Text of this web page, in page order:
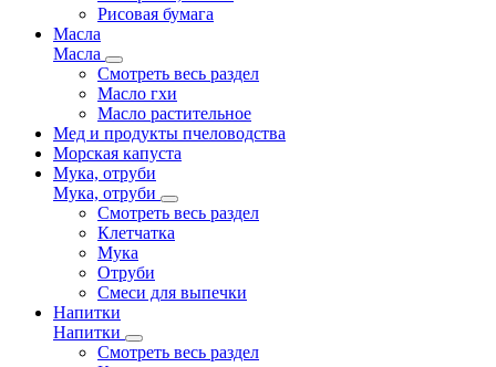
Рисовая бумага
Масла
Масла
Смотреть весь раздел
Масло гхи
Масло растительное
Мед и продукты пчеловодства
Морская капуста
Мука, отруби
Мука, отруби
Смотреть весь раздел
Клетчатка
Мука
Отруби
Смеси для выпечки
Напитки
Напитки
Смотреть весь раздел